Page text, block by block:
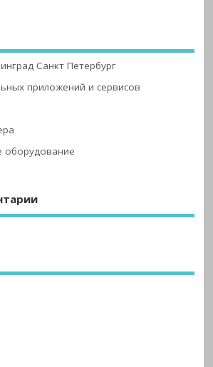
Санкт Петербург
приложений и сервисов
оборудование